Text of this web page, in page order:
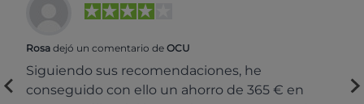
Rosa dejó un comentario de OCU
Siguiendo sus recomendaciones, he
conseguido con ello un ahorro de 365 € en